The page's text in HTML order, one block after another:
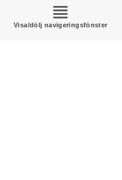
Visa/dölj navigeringsfönster